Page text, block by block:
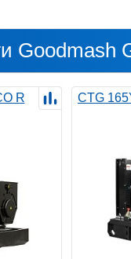
Goodmash
R CTG